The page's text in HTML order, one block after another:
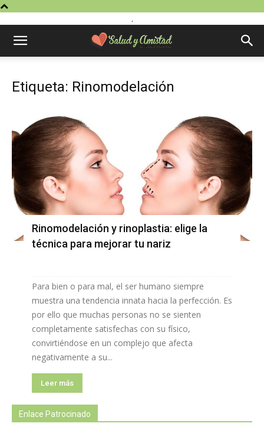
.
Etiqueta: Rinomodelación
Rinomodelación y rinoplastia: elige la
técnica para mejorar tu nariz
Para bien o para mal, el ser humano siempre
muestra una tendencia innata hacia la perfección. Es
por ello que muchas personas no se sienten
completamente satisfechas con su físico,
convirtiéndose en un complejo que afecta
negativamente a su...
Leer más
Enlace Patrocinado